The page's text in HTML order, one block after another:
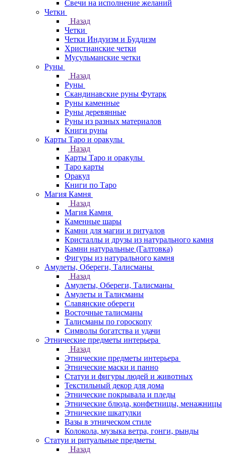
Свечи на исполнение желаний
Четки
Назад
Четки
Четки Индуизм и Буддизм
Христианские четки
Мусульманские четки
Руны
Назад
Руны
Скандинавские руны Футарк
Руны каменные
Руны деревянные
Руны из разных материалов
Книги руны
Карты Таро и оракулы
Назад
Карты Таро и оракулы
Таро карты
Оракул
Книги по Таро
Магия Камня
Назад
Магия Камня
Каменные шары
Камни для магии и ритуалов
Кристаллы и друзы из натурального камня
Камни натуральные (Галтовка)
Фигуры из натурального камня
Амулеты, Обереги, Талисманы
Назад
Амулеты, Обереги, Талисманы
Амулеты и Талисманы
Славянские обереги
Восточные талисманы
Талисманы по гороскопу
Символы богатства и удачи
Этнические предметы интерьера
Назад
Этнические предметы интерьера
Этнические маски и панно
Статуи и фигуры людей и животных
Текстильный декор для дома
Этнические покрывала и пледы
Этнические блюда, конфетницы, менажницы
Этнические шкатулки
Вазы в этническом стиле
Колокола, музыка ветра, гонги, рынды
Статуи и ритуальные предметы
Назад